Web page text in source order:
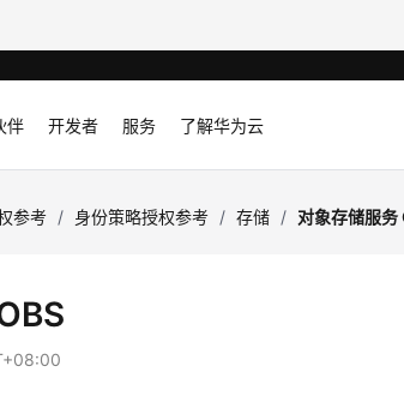
伴 开发者 服务 了解华为云
参考 / 身份策略授权参考 / 存储 / 对象存储服务